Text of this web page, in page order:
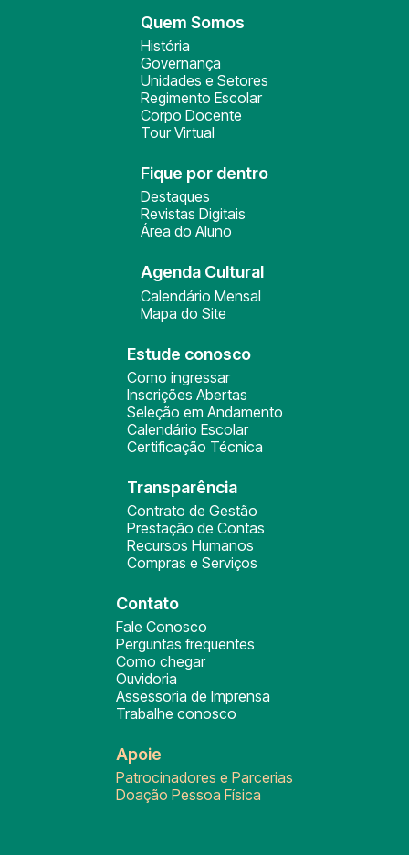
Quem Somos
História
Governança
Unidades e Setores
Regimento Escolar
Corpo Docente
Tour Virtual
Fique por dentro
Destaques
Revistas Digitais
Área do Aluno
Agenda Cultural
Calendário Mensal
Mapa do Site
Estude conosco
Como ingressar
Inscrições Abertas
Seleção em Andamento
Calendário Escolar
Certificação Técnica
Transparência
Contrato de Gestão
Prestação de Contas
Recursos Humanos
Compras e Serviços
Contato
Fale Conosco
Perguntas frequentes
Como chegar
Ouvidoria
Assessoria de Imprensa
Trabalhe conosco
Apoie
Patrocinadores e Parcerias
Doação Pessoa Física